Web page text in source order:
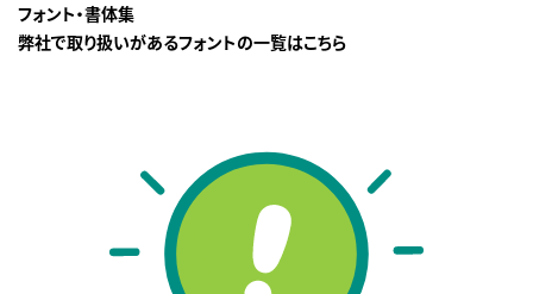
フォント・書体集
弊社で取り扱いがあるフォントの一覧はこちら